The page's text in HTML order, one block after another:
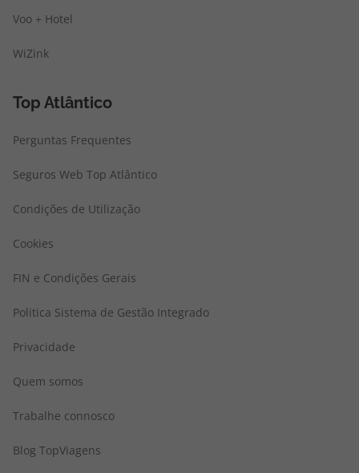
Voo + Hotel
WiZink
Top Atlântico
Perguntas Frequentes
Seguros Web Top Atlântico
Condições de Utilização
Cookies
FIN e Condições Gerais
Politica Sistema de Gestão Integrado
Privacidade
Quem somos
Trabalhe connosco
Blog TopViagens